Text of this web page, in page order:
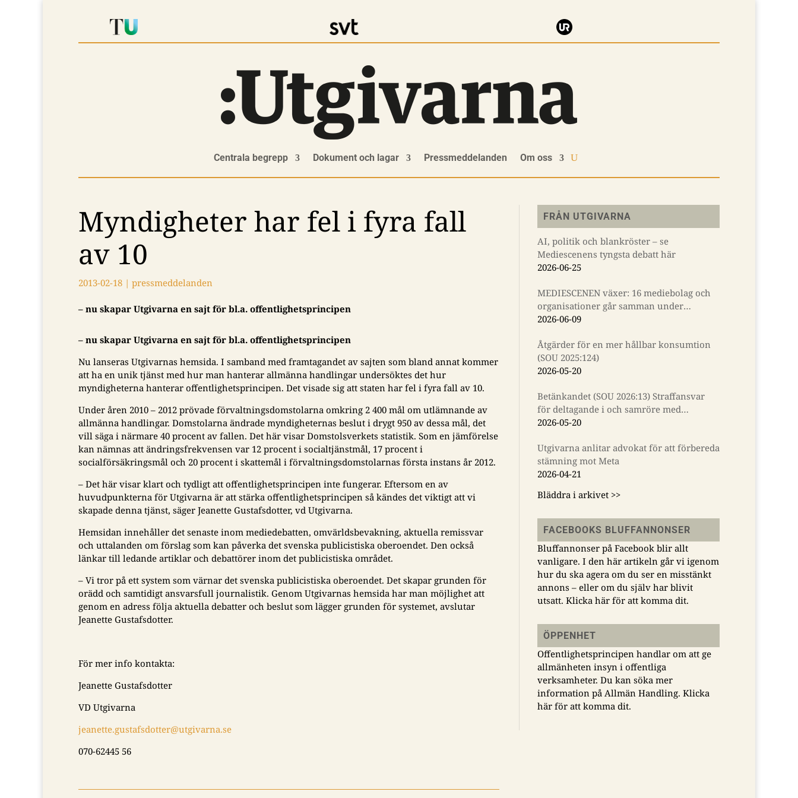
Centrala begrepp Dokument och lagar Pressmeddelanden Om oss
Myndigheter har fel i fyra fall
av 10
2013-02-18 | pressmeddelanden
– nu skapar Utgivarna en sajt för bl.a. offentlighetsprincipen
– nu skapar Utgivarna en sajt för bl.a. offentlighetsprincipen
Nu lanseras Utgivarnas hemsida. I samband med framtagandet av sajten som bland annat kommer
att ha en unik tjänst med hur man hanterar allmänna handlingar undersöktes det hur
myndigheterna hanterar offentlighetsprincipen. Det visade sig att staten har fel i fyra fall av 10.
Under åren 2010 – 2012 prövade förvaltningsdomstolarna omkring 2 400 mål om utlämnande av
allmänna handlingar. Domstolarna ändrade myndigheternas beslut i drygt 950 av dessa mål, det
vill säga i närmare 40 procent av fallen. Det här visar Domstolsverkets statistik. Som en jämförelse
kan nämnas att ändringsfrekvensen var 12 procent i socialtjänstmål, 17 procent i
socialförsäkringsmål och 20 procent i skattemål i förvaltningsdomstolarnas första instans år 2012.
– Det här visar klart och tydligt att offentlighetsprincipen inte fungerar. Eftersom en av
huvudpunkterna för Utgivarna är att stärka offentlighetsprincipen så kändes det viktigt att vi
skapade denna tjänst, säger Jeanette Gustafsdotter, vd Utgivarna.
Hemsidan innehåller det senaste inom mediedebatten, omvärldsbevakning, aktuella remissvar
och uttalanden om förslag som kan påverka det svenska publicistiska oberoendet. Den också
länkar till ledande artiklar och debattörer inom det publicistiska området.
– Vi tror på ett system som värnar det svenska publicistiska oberoendet. Det skapar grunden för
orädd och samtidigt ansvarsfull journalistik. Genom Utgivarnas hemsida har man möjlighet att
genom en adress följa aktuella debatter och beslut som lägger grunden för systemet, avslutar
Jeanette Gustafsdotter.
För mer info kontakta:
Jeanette Gustafsdotter
VD Utgivarna
jeanette.gustafsdotter@utgivarna.se
070-62445 56
FRÅN UTGIVARNA
AI, politik och blankröster – se
Mediescenens tyngsta debatt här
2026-06-25
MEDIESCENEN växer: 16 mediebolag och
organisationer går samman under
Almedalsveckan
2026-06-09
Åtgärder för en mer hållbar konsumtion
(SOU 2025:124)
2026-05-20
Betänkandet (SOU 2026:13) Straffansvar
för deltagande i och samröre med
kriminella sammanslutningar
2026-05-20
Utgivarna anlitar advokat för att förbereda
stämning mot Meta
2026-04-21
Bläddra i arkivet >>
FACEBOOKS BLUFFANNONSER
Bluffannonser på Facebook blir allt
vanligare. I den här artikeln går vi igenom
hur du ska agera om du ser en misstänkt
annons – eller om du själv har blivit
utsatt. Klicka här för att komma dit.
ÖPPENHET
Offentlighetsprincipen handlar om att ge
allmänheten insyn i offentliga
verksamheter. Du kan söka mer
information på Allmän Handling. Klicka
här för att komma dit.